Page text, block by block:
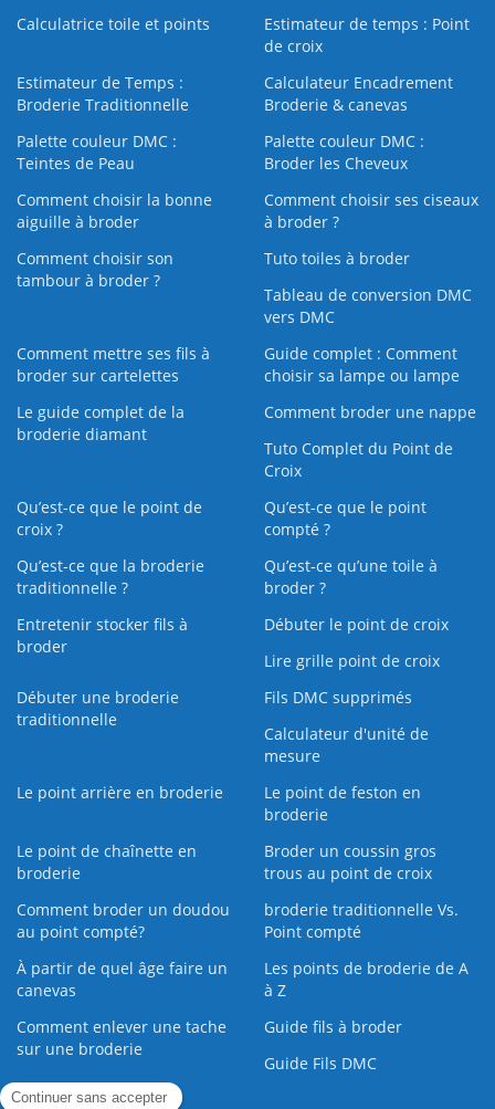
Calculatrice toile et points
Estimateur de temps : Point
de croix
Estimateur de Temps :
Broderie Traditionnelle
Calculateur Encadrement
Broderie & canevas
Palette couleur DMC :
Teintes de Peau
Palette couleur DMC :
Broder les Cheveux
Comment choisir la bonne
aiguille à broder
Comment choisir ses ciseaux
à broder ?
Comment choisir son
tambour à broder ?
Tuto toiles à broder
Tableau de conversion DMC
vers DMC
Comment mettre ses fils à
broder sur cartelettes
Guide complet : Comment
choisir sa lampe ou lampe
Le guide complet de la
broderie diamant
Comment broder une nappe
Tuto Complet du Point de
Croix
Qu’est-ce que le point de
croix ?
Qu’est-ce que le point
compté ?
Qu’est-ce que la broderie
traditionnelle ?
Qu’est‑ce qu’une toile à
broder ?
Entretenir stocker fils à
broder
Débuter le point de croix
Lire grille point de croix
Débuter une broderie
traditionnelle
Fils DMC supprimés
Calculateur d'unité de
mesure
Le point arrière en broderie
Le point de feston en
broderie
Le point de chaînette en
broderie
Broder un coussin gros
trous au point de croix
Comment broder un doudou
au point compté?
broderie traditionnelle Vs.
Point compté
À partir de quel âge faire un
canevas
Les points de broderie de A
à Z
Comment enlever une tache
sur une broderie
Guide fils à broder
Guide Fils DMC
Guide de la Broderie